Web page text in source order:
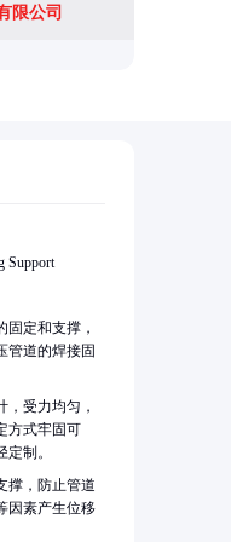
限公司
Support
固定和支撑，
管道的焊接固
，受力均匀，
方式牢固可
制。
撑，防止管道
因素产生位移